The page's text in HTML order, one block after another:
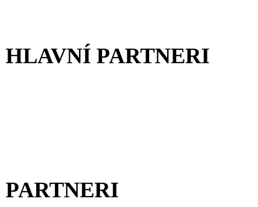
HLAVNÍ PARTNERI
PARTNERI